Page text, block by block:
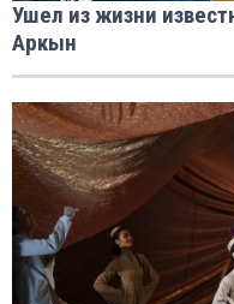
Ушел из жизни
Аркын